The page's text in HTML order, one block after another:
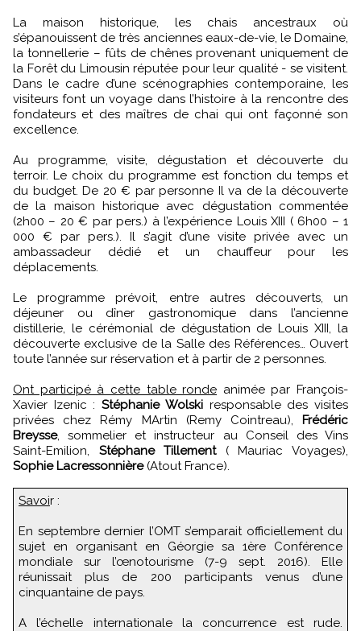
La maison historique, les chais ancestraux où
s’épanouissent de très anciennes eaux-de-vie, le Domaine,
la tonnellerie – fûts de chênes provenant uniquement de
la Forêt du Limousin réputée pour leur qualité - se visitent.
Dans le cadre d’une scénographies contemporaine, les
visiteurs font un voyage dans l’histoire à la rencontre des
fondateurs et des maîtres de chai qui ont façonné son
excellence.
Au programme, visite, dégustation et découverte du
terroir. Le choix du programme est fonction du temps et
du budget. De 20 € par personne Il va de la découverte
de la maison historique avec dégustation commentée
(2h00 – 20 € par pers.) à l’expérience Louis XIII ( 6h00 – 1
000 € par pers.). Il s’agit d’une visite privée avec un
ambassadeur dédié et un chauffeur pour les
déplacements.
Le programme prévoit, entre autres découverts, un
déjeuner ou dîner gastronomique dans l’ancienne
distillerie, le cérémonial de dégustation de Louis XIII, la
découverte exclusive de la Salle des Références… Ouvert
toute l’année sur réservation et à partir de 2 personnes.
Ont participé à cette table ronde animée par François-
Xavier Izenic :Stéphanie Wolskiresponsable des visites
privées chez Rémy MArtin (Remy Cointreau), Frédéric
Breysse, sommelier et instructeur au Conseil des Vins
Saint-Emilion, Stéphane Tillement( Mauriac Voyages),
Sophie Lacressonnière(Atout France).
Savoir :
En septembre dernier l’OMT s’emparait officiellement du
sujet en organisant en Géorgie sa 1ère Conférence
mondiale sur l’œnotourisme (7-9 sept. 2016). Elle
réunissait plus de 200 participants venus d’une
cinquantaine de pays.
A l’échelle internationale la concurrence est rude.